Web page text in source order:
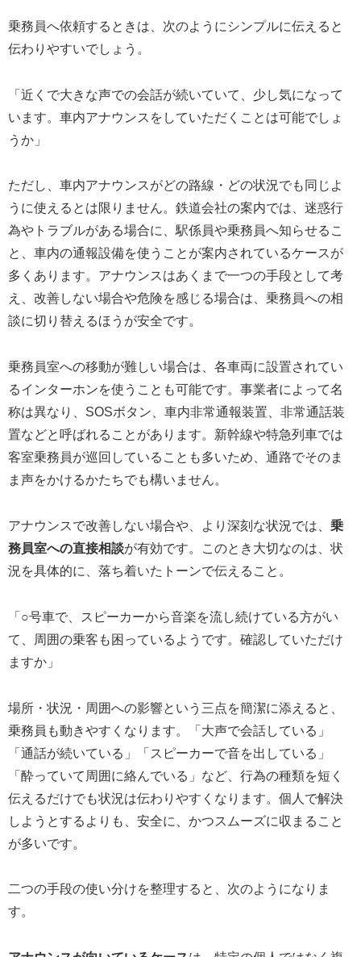
乗務員へ依頼するときは、次のようにシンプルに伝えると
伝わりやすいでしょう。
「近くで大きな声での会話が続いていて、少し気になって
います。車内アナウンスをしていただくことは可能でしょ
うか」
ただし、車内アナウンスがどの路線・どの状況でも同じよ
うに使えるとは限りません。鉄道会社の案内では、迷惑行
為やトラブルがある場合に、駅係員や乗務員へ知らせるこ
と、車内の通報設備を使うことが案内されているケースが
多くあります。アナウンスはあくまで一つの手段として考
え、改善しない場合や危険を感じる場合は、乗務員への相
談に切り替えるほうが安全です。
乗務員室への移動が難しい場合は、各車両に設置されてい
るインターホンを使うことも可能です。事業者によって名
称は異なり、SOSボタン、車内非常通報装置、非常通話装
置などと呼ばれることがあります。新幹線や特急列車では
客室乗務員が巡回していることも多いため、通路でそのま
ま声をかけるかたちでも構いません。
アナウンスで改善しない場合や、より深刻な状況では、 乗
務員室への直接相談が有効です。このとき大切なのは、状
況を具体的に、落ち着いたトーンで伝えること。
「○号車で、スピーカーから音楽を流し続けている方がい
て、周囲の乗客も困っているようです。確認していただけ
ますか」
場所・状況・周囲への影響という三点を簡潔に添えると、
乗務員も動きやすくなります。「大声で会話している」
「通話が続いている」「スピーカーで音を出している」
「酔っていて周囲に絡んでいる」など、行為の種類を短く
伝えるだけでも状況は伝わりやすくなります。個人で解決
しようとするよりも、安全に、かつスムーズに収まること
が多いです。
二つの手段の使い分けを整理すると、次のようになりま
す。